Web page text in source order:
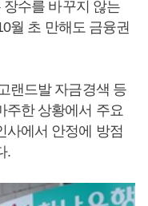
장수를 바꾸지 않는
월 초 만해도 금융권
랜드발 자금경색 등
주한 상황에서 주요
사에서 안정에 방점
.